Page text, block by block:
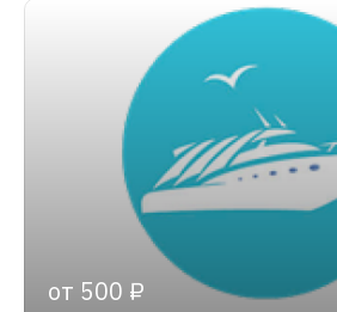
от 500 ₽